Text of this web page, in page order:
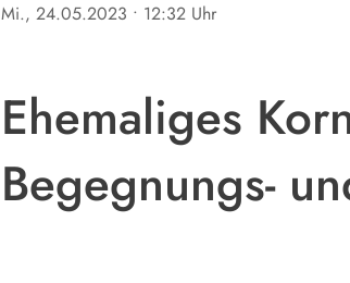
Mi., 24.05.2023 • 12:32 Uhr
Ehemaliges
Begegnungs-